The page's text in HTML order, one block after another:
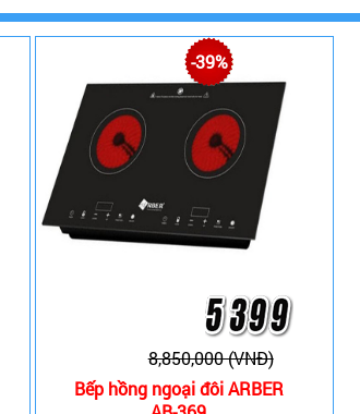
-39%
8,850,000 (VNĐ)
Bếp hồng ngoại đôi ARBER